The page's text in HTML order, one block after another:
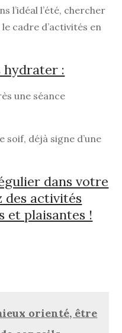
l’idéal l’été, chercher
cadre d’activités en
hydrater :
une séance
soif, déjà signe d’une
dans votre
des activités
et plaisantes !
orienté, être